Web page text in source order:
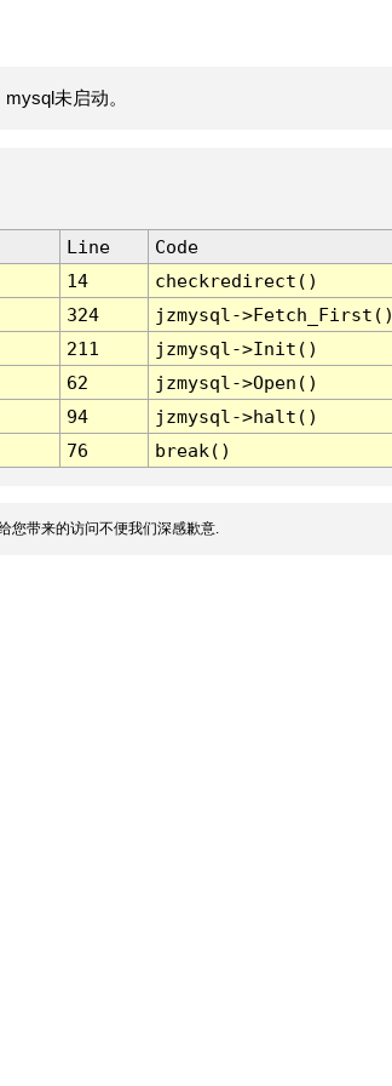
未启动。
Line
Code
14
checkredirect()
324
jzmysql-
211
jzmysql->Init()
62
jzmysql->Open()
94
jzmysql->halt()
76 break()
您带来的访问不便我们深感歉意.